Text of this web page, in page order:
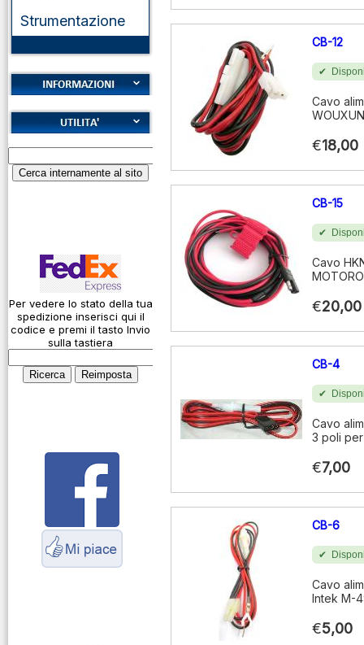
Strumentazione
Cookies
Diritto di recesso
Garanzie
Alfabeto Fonetico
ICAO
Codice Q
Come si usa un
cavo
Connessioni
microfoniche
Cosa è l' ADS-B
antenne e cavi
Servizio
Radioelettrico
Per vedere lo stato della tua
spedizione inserisci qui il
codice e premi il tasto Invio
sulla tastiera
CB-12
Cavo
€18,00
CB-15
Cavo
€20,00
CB-4
Cavo
3 poli
€7,00
CB-6
Cavo
Intek M-
€5,00